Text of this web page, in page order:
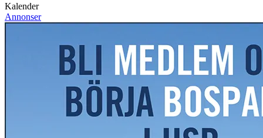
Kalender
Annonser